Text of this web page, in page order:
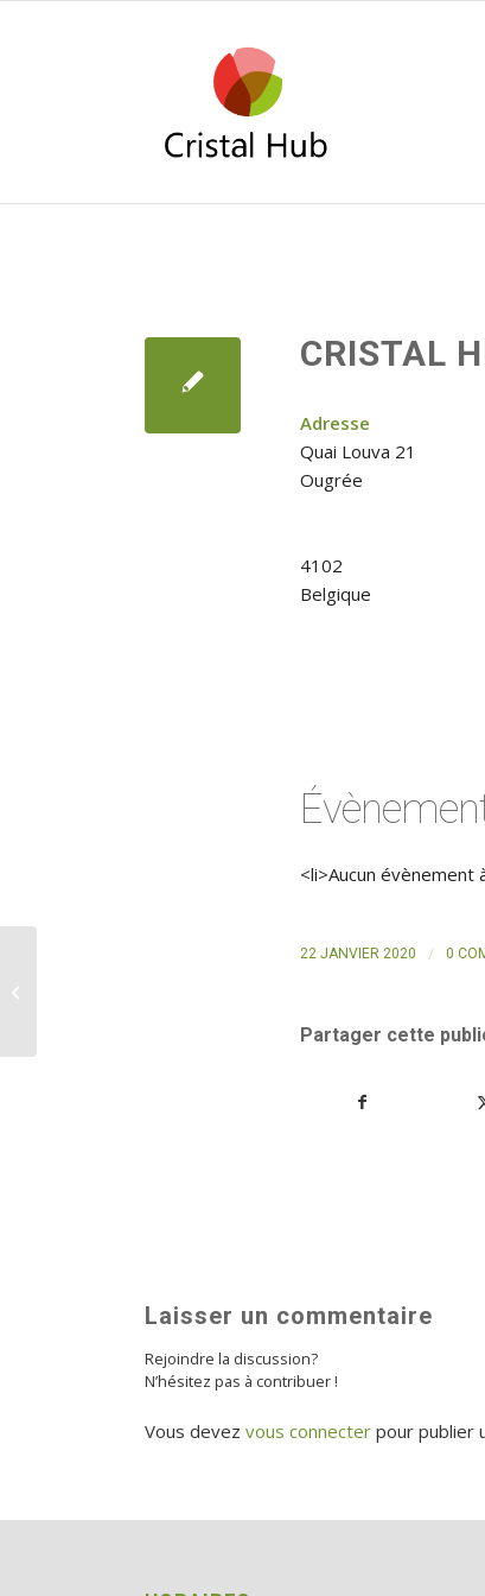
CRISTAL
Adresse
Quai Louva 21
Ougrée
4102
Belgique
<li>Aucun évènement
22 JANVIER 2020 / 0
Partager cette
Laisser un commentaire
Rejoindre la discussion?
N’hésitez pas à contribuer !
Vous devez vous connecter pour publier